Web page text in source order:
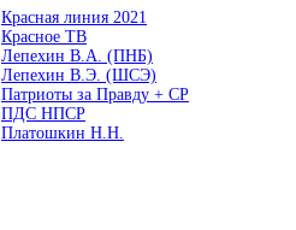
Красная линия 2021
Красное ТВ
Лепехин В.А. (ПНБ)
Лепехин В.Э. (ШСЭ)
Патриоты за Правду + СР
ПДС НПСР
Платошкин Н.Н.